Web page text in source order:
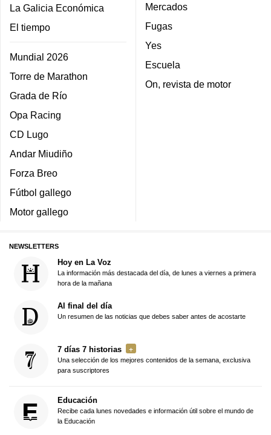
La Galicia Económica
El tiempo
Mundial 2026
Torre de Marathon
Grada de Río
Opa Racing
CD Lugo
Andar Miudiño
Forza Breo
Fútbol gallego
Motor gallego
Mercados
Fugas
Yes
Escuela
On, revista de motor
NEWSLETTERS
Hoy en La Voz
La información más destacada del día, de lunes a viernes a primera
hora de la mañana
Al final del día
Un resumen de las noticias que debes saber antes de acostarte
7 días 7 historias
Una selección de los mejores contenidos de la semana, exclusiva
para suscriptores
Educación
Recibe cada lunes novedades e información útil sobre el mundo de
la Educación